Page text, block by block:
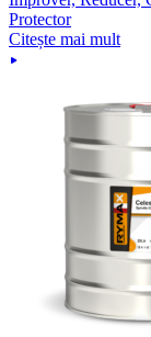
Protector
Citește mai mult